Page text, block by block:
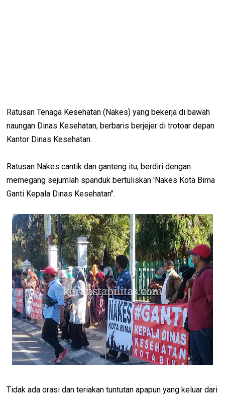
Ratusan Tenaga Kesehatan (Nakes) yang bekerja di bawah
naungan Dinas Kesehatan, berbaris berjejer di trotoar depan
Kantor Dinas Kesehatan.
Ratusan Nakes cantik dan ganteng itu, berdiri dengan
memegang sejumlah spanduk bertuliskan 'Nakes Kota Bima
Ganti Kepala Dinas Kesehatan".
Tidak ada orasi dan teriakan tuntutan apapun yang keluar dari